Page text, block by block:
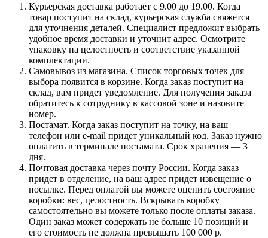
Курьерская доставка работает с 9.00 до 19.00. Когда
товар поступит на склад, курьерская служба свяжется
для уточнения деталей. Специалист предложит выбрать
удобное время доставки и уточнит адрес. Осмотрите
упаковку на целостность и соответствие указанной
комплектации.
Самовывоз из магазина. Список торговых точек для
выбора появится в корзине. Когда заказ поступит на
склад, вам придет уведомление. Для получения заказа
обратитесь к сотруднику в кассовой зоне и назовите
номер.
Постамат. Когда заказ поступит на точку, на ваш
телефон или e-mail придет уникальный код. Заказ нужно
оплатить в терминале постамата. Срок хранения — 3
дня.
Почтовая доставка через почту России. Когда заказ
придет в отделение, на ваш адрес придет извещение о
посылке. Перед оплатой вы можете оценить состояние
коробки: вес, целостность. Вскрывать коробку
самостоятельно вы можете только после оплаты заказа.
Один заказ может содержать не больше 10 позиций и
его стоимость не должна превышать 100 000 р.